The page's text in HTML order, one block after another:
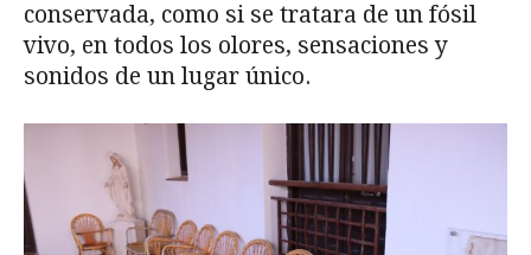
conservada, como si se tratara de un fósil
vivo, en todos los olores, sensaciones y
sonidos de un lugar único.